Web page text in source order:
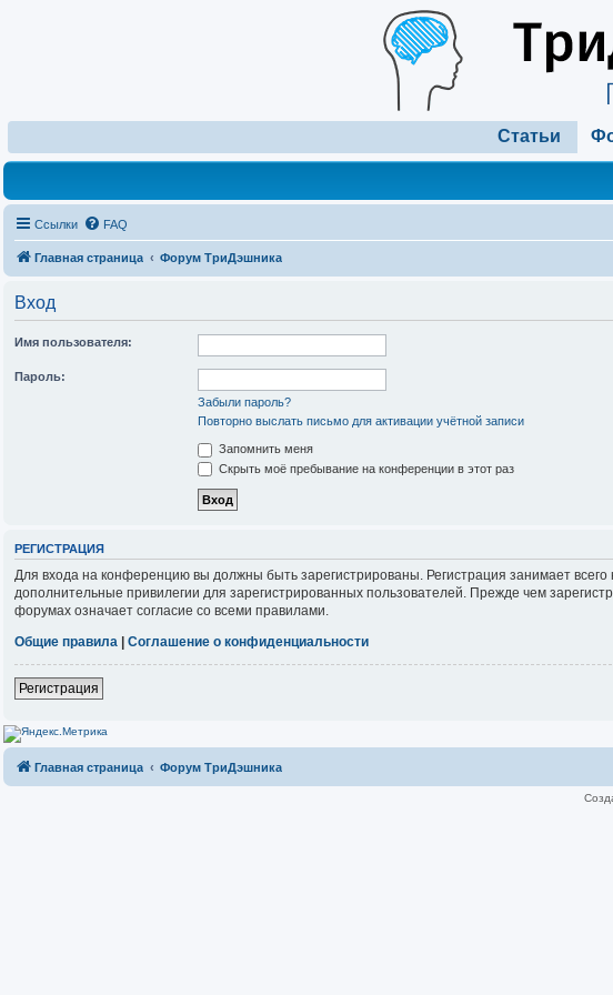
Статьи
Ссылки FAQ
Главная страница Форум ТриДэшника
Вход
Имя пользователя:
Пароль:
Забыли пароль?
Повторно выслать письмо для активации учётной записи
Запомнить меня
Скрыть моё пребывание на конференции в этот раз
РЕГИСТРАЦИЯ
Для входа на конференцию вы должны быть зарегистрированы. Регистрация занимает
дополнительные привилегии для зарегистрированных пользователей. Прежде чем
форумах означает согласие со всеми правилами.
Общие правила | Соглашение о конфиденциальности
Регистрация
Главная страница Форум ТриДэшника